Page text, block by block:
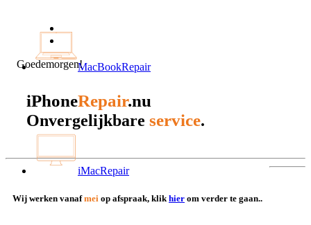
MacBookRepair
iMacRepair
Goedemorgen!
iPhoneRepair.nu
Onvergelijkbare service.
Wij werken vanafmei op afspraak, klik hier om verder te gaan..